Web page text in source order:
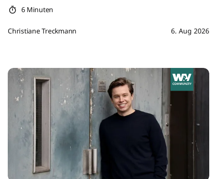
6 Minuten
Christiane Treckmann 6. Aug 2026